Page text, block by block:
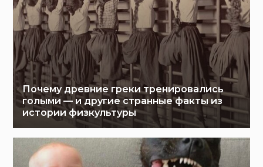
Почему древние греки тренировались
голыми — и другие странные факты из
истории физкультуры